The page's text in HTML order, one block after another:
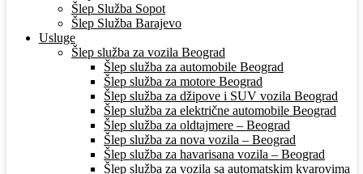
Šlep Služba Sopot
Šlep Služba Barajevo
Usluge
Šlep služba za vozila Beograd
Šlep služba za automobile Beograd
Šlep služba za motore Beograd
Šlep služba za džipove i SUV vozila Beograd
Šlep služba za električne automobile Beograd
Šlep služba za oldtajmere – Beograd
Šlep služba za nova vozila – Beograd
Šlep služba za havarisana vozila – Beograd
Šlep služba za vozila sa automatskim kvarovima